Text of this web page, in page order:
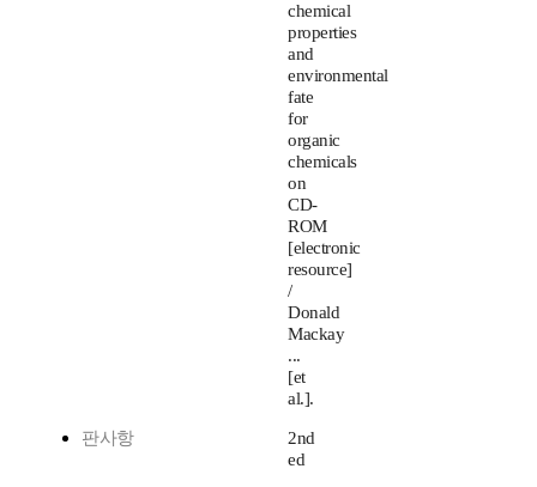
chemical
properties
and
environmental
fate
for
organic
chemicals
on
CD-
ROM
[electronic
resource]
/
Donald
Mackay
...
[et
al.].
판사항
2nd
ed